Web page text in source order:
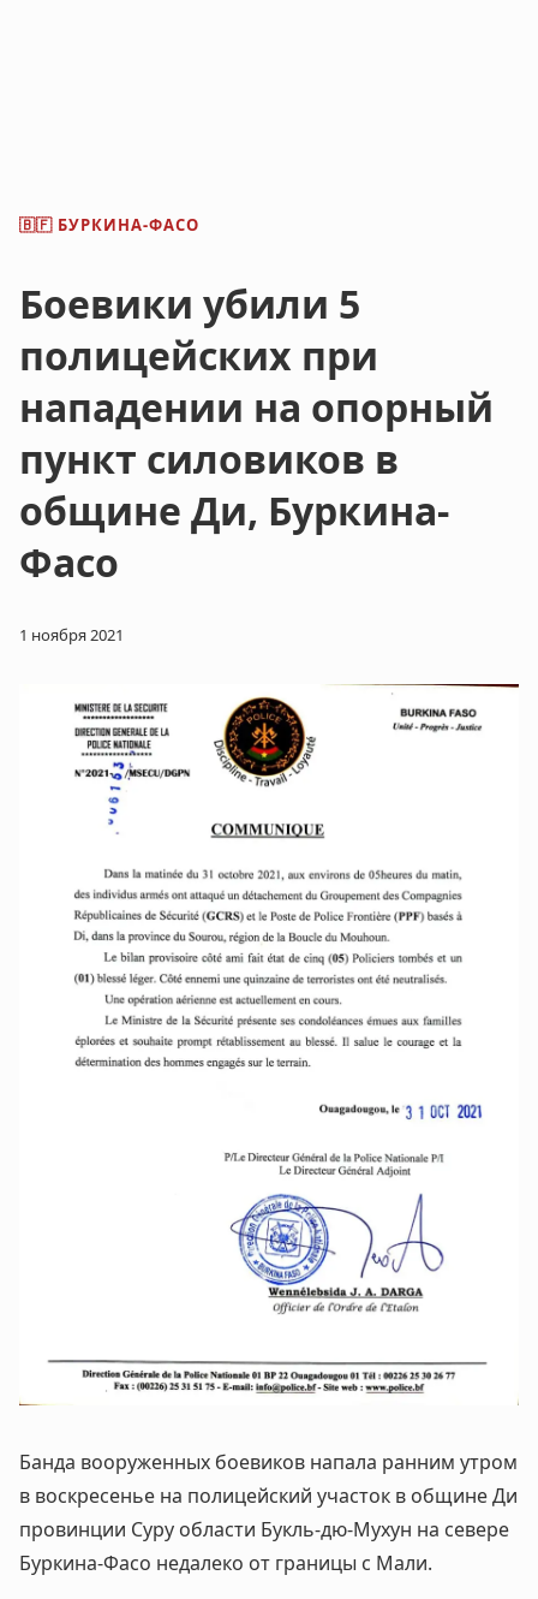
🇧🇫 БУРКИНА-ФАСО
Боевики убили 5
полицейских при
нападении на опорный
пункт силовиков в
общине Ди, Буркина-
Фасо
1 ноября 2021
Банда вооруженных боевиков напала ранним утром
в воскресенье на полицейский участок в общине Ди
провинции Суру области Букль-дю-Мухун на севере
Буркина-Фасо недалеко от границы с Мали.